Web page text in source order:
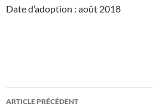
Date d’adoption : août 2018
Navigation
ARTICLE PRÉCÉDENT